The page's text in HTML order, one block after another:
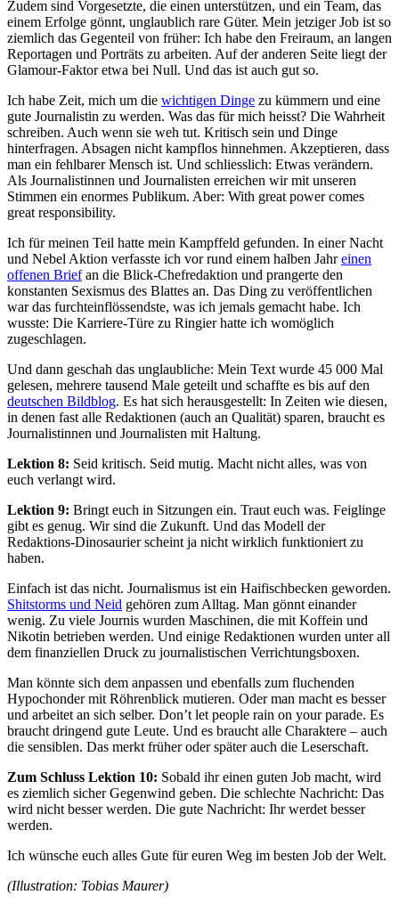
Zudem sind Vorgesetzte, die einen unterstützen, und ein Team, das
einem Erfolge gönnt, unglaublich rare Güter. Mein jetziger Job ist so
ziemlich das Gegenteil von früher: Ich habe den Freiraum, an langen
Reportagen und Porträts zu arbeiten. Auf der anderen Seite liegt der
Glamour-Faktor etwa bei Null. Und das ist auch gut so.
Ich habe Zeit, mich um die wichtigen Dinge zu kümmern und eine
gute Journalistin zu werden. Was das für mich heisst? Die Wahrheit
schreiben. Auch wenn sie weh tut. Kritisch sein und Dinge
hinterfragen. Absagen nicht kampflos hinnehmen. Akzeptieren, dass
man ein fehlbarer Mensch ist. Und schliesslich: Etwas verändern.
Als Journalistinnen und Journalisten erreichen wir mit unseren
Stimmen ein enormes Publikum. Aber: With great power comes
great responsibility.
Ich für meinen Teil hatte mein Kampffeld gefunden. In einer Nacht
und Nebel Aktion verfasste ich vor rund einem halben Jahreinen
offenen Briefan die Blick-Chefredaktion und prangerte den
konstanten Sexismus des Blattes an. Das Ding zu veröffentlichen
war das furchteinflössendste, was ich jemals gemacht habe. Ich
wusste: Die Karriere-Türe zu Ringier hatte ich womöglich
zugeschlagen.
Und dann geschah das unglaubliche: Mein Text wurde 45 000 Mal
gelesen, mehrere tausend Male geteilt und schaffte es bis auf den
deutschen Bildblog. Es hat sich herausgestellt: In Zeiten wie diesen,
in denen fast alle Redaktionen (auch an Qualität) sparen, braucht es
Journalistinnen und Journalisten mit Haltung.
Lektion 8: Seid kritisch. Seid mutig. Macht nicht alles, was von
euch verlangt wird.
Lektion 9: Bringt euch in Sitzungen ein. Traut euch was. Feiglinge
gibt es genug. Wir sind die Zukunft. Und das Modell der
Redaktions-Dinosaurier scheint ja nicht wirklich funktioniert zu
haben.
Einfach ist das nicht. Journalismus ist ein Haifischbecken geworden.
Shitstorms und Neid gehören zum Alltag. Man gönnt einander
wenig. Zu viele Journis wurden Maschinen, die mit Koffein und
Nikotin betrieben werden. Und einige Redaktionen wurden unter all
dem finanziellen Druck zu journalistischen Verrichtungsboxen.
Man könnte sich dem anpassen und ebenfalls zum fluchenden
Hypochonder mit Röhrenblick mutieren. Oder man macht es besser
und arbeitet an sich selber. Don’t let people rain on your parade. Es
braucht dringend gute Leute. Und es braucht alle Charaktere – auch
die sensiblen. Das merkt früher oder später auch die Leserschaft.
Zum Schluss Lektion 10: Sobald ihr einen guten Job macht, wird
es ziemlich sicher Gegenwind geben. Die schlechte Nachricht: Das
wird nicht besser werden. Die gute Nachricht: Ihr werdet besser
werden.
Ich wünsche euch alles Gute für euren Weg im besten Job der Welt.
(Illustration: Tobias Maurer)